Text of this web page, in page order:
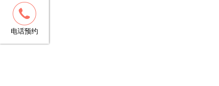
电话预约
客服
13148781706